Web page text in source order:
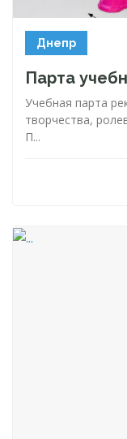
Днепр
Парта
Учебная парта
творчества,
П...